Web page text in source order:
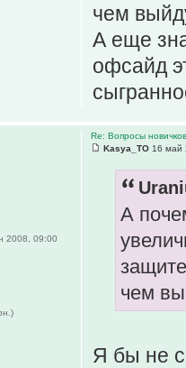
чем
А еще
офсайд
Re: Вопросы новичков
Kasya_TO 16 май
А
чем
Я бы не
2008, 09:00